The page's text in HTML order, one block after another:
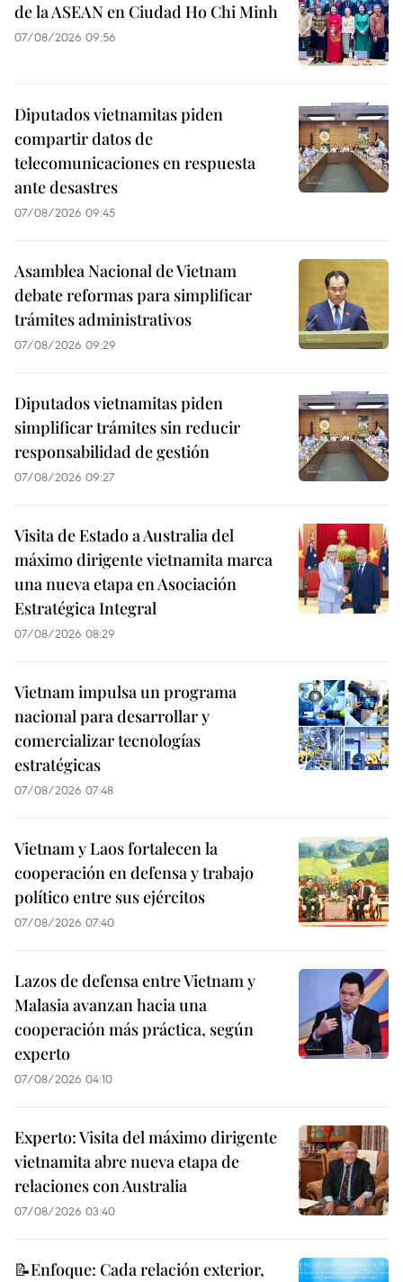
de la ASEAN en Ciudad Ho Chi Minh
07/08/2026 09:56
Diputados vietnamitas piden
compartir datos de
telecomunicaciones en respuesta
ante desastres
07/08/2026 09:45
Asamblea Nacional de Vietnam
debate reformas para simplificar
trámites administrativos
07/08/2026 09:29
Diputados vietnamitas piden
simplificar trámites sin reducir
responsabilidad de gestión
07/08/2026 09:27
Visita de Estado a Australia del
máximo dirigente vietnamita marca
una nueva etapa en Asociación
Estratégica Integral
07/08/2026 08:29
Vietnam impulsa un programa
nacional para desarrollar y
comercializar tecnologías
estratégicas
07/08/2026 07:48
Vietnam y Laos fortalecen la
cooperación en defensa y trabajo
político entre sus ejércitos
07/08/2026 07:40
Lazos de defensa entre Vietnam y
Malasia avanzan hacia una
cooperación más práctica, según
experto
07/08/2026 04:10
Experto: Visita del máximo dirigente
vietnamita abre nueva etapa de
relaciones con Australia
07/08/2026 03:40
📝Enfoque: Cada relación exterior,